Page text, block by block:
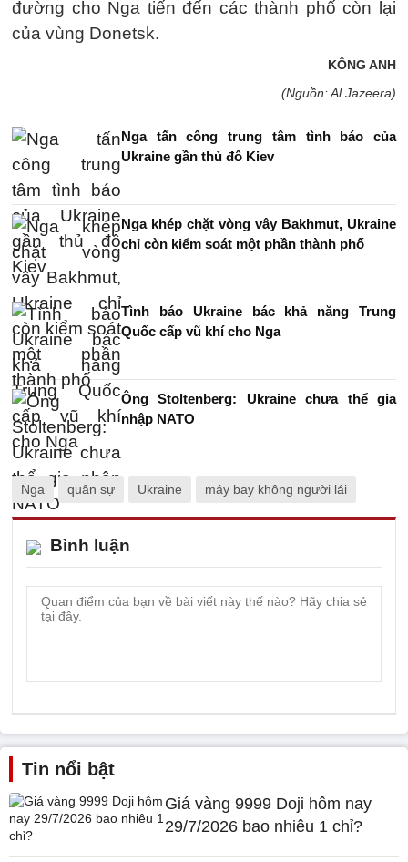
đường cho Nga tiến đến các thành phố còn lại
của vùng Donetsk.
KÔNG ANH
(Nguồn: Al Jazeera)
Nga tấn công trung tâm tình báo của
Ukraine gần thủ đô Kiev
Nga khép chặt vòng vây Bakhmut, Ukraine
chỉ còn kiểm soát một phần thành phố
Tình báo Ukraine bác khả năng Trung
Quốc cấp vũ khí cho Nga
Ông Stoltenberg: Ukraine chưa thể gia
nhập NATO
Nga quân sự Ukraine máy bay không người lái
Bình luận
Tin nổi bật
Giá vàng 9999 Doji hôm nay
29/7/2026 bao nhiêu 1 chỉ?